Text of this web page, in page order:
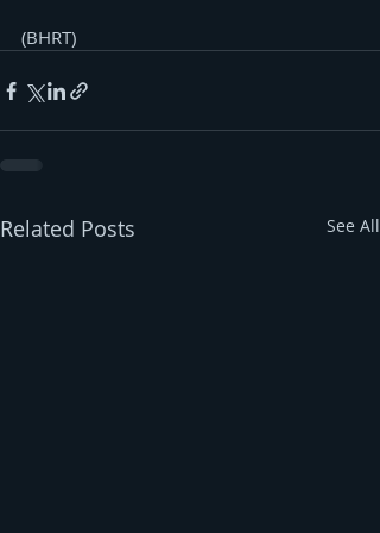
(BHRT)
Related Posts See All